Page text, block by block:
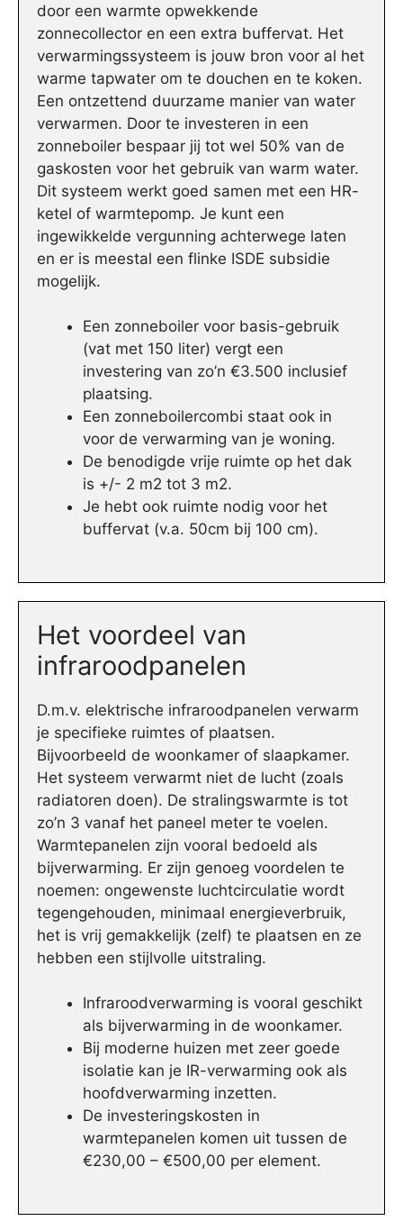
door een warmte opwekkende
zonnecollector en een extra buffervat. Het
verwarmingssysteem is jouw bron voor al het
warme tapwater om te douchen en te koken.
Een ontzettend duurzame manier van water
verwarmen. Door te investeren in een
zonneboiler bespaar jij tot wel 50% van de
gaskosten voor het gebruik van warm water.
Dit systeem werkt goed samen met een HR-
ketel of warmtepomp. Je kunt een
ingewikkelde vergunning achterwege laten
en er is meestal een flinke ISDE subsidie
mogelijk.
Een zonneboiler voor basis-gebruik
(vat met 150 liter) vergt een
investering van zo’n €3.500 inclusief
plaatsing.
Een zonneboilercombi staat ook in
voor de verwarming van je woning.
De benodigde vrije ruimte op het dak
is +/- 2 m2 tot 3 m2.
Je hebt ook ruimte nodig voor het
buffervat (v.a. 50cm bij 100 cm).
Het voordeel van
infraroodpanelen
D.m.v. elektrische infraroodpanelen verwarm
je specifieke ruimtes of plaatsen.
Bijvoorbeeld de woonkamer of slaapkamer.
Het systeem verwarmt niet de lucht (zoals
radiatoren doen). De stralingswarmte is tot
zo’n 3 vanaf het paneel meter te voelen.
Warmtepanelen zijn vooral bedoeld als
bijverwarming. Er zijn genoeg voordelen te
noemen: ongewenste luchtcirculatie wordt
tegengehouden, minimaal energieverbruik,
het is vrij gemakkelijk (zelf) te plaatsen en ze
hebben een stijlvolle uitstraling.
Infraroodverwarming is vooral geschikt
als bijverwarming in de woonkamer.
Bij moderne huizen met zeer goede
isolatie kan je IR-verwarming ook als
hoofdverwarming inzetten.
De investeringskosten in
warmtepanelen komen uit tussen de
€230,00 – €500,00 per element.